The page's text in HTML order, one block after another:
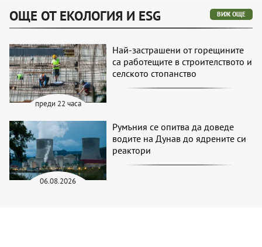
ОЩЕ ОТ ЕКОЛОГИЯ И ESG ВИЖ ОЩЕ
преди 22 часа
Най-застрашени от горещините
са работещите в строителството и
селското стопанство
06.08.2026
Румъния се опитва да доведе
водите на Дунав до ядрените си
реактори